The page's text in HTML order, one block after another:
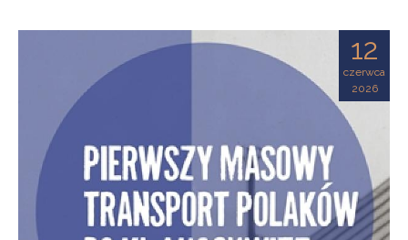
12
czerwca
2026